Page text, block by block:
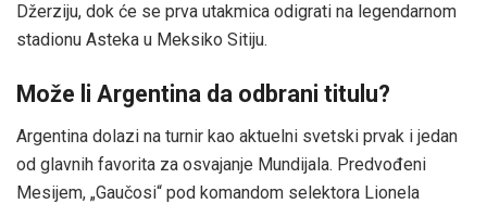
Džerziju, dok će se prva utakmica odigrati na legendarnom
stadionu Asteka u Meksiko Sitiju.
Može li Argentina da odbrani titulu?
Argentina dolazi na turnir kao aktuelni svetski prvak i jedan
od glavnih favorita za osvajanje Mundijala. Predvođeni
Mesijem, „Gaučosi“ pod komandom selektora Lionela